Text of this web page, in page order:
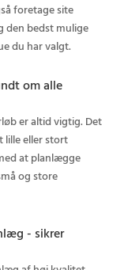
foretage site
den bedst mulige
du har valgt.
om alle
er altid vigtig. Det
lille eller stort
at planlægge
og store
- sikrer